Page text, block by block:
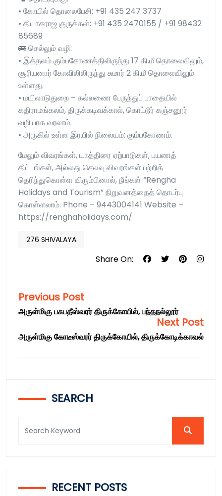
• கோயில் தொலைபேசி: +91 435 247 3737
• தியாகராஜ குருக்கள்: +91 435 2470155 / +91 98432
85689
🚌 செல்லும் வழி:
• இத்தலம் கும்பகோணத்திலிருந்து 17 கி.மீ தொலைவிலும்,
சூரியனார் கோவிலிலிருந்து சுமார் 2 கி.மீ தொலைவிலும்
உள்ளது.
• மயிலாடுதுறை – கல்லணை பேருந்துப் பாதையில்
கதிராமங்கலம், திருக்கடிவக்கால், கொட்டூர் கஞ்சனூர்
வழியாக வரலாம்.
• அருகில் உள்ள இரயில் நிலையம்: கும்பகோணம்.
மேலும் விவரங்கள், யாத்திரை ஏற்பாடுகள், பயணத்
திட்டங்கள், அல்லது செலவு விவரங்கள் பற்றித்
தெரிந்துகொள்ள விரும்பினால், நீங்கள் “Rengha
Holidays and Tourism” நிறுவனத்தைத் தொடர்பு
கொள்ளலாம். Phone – 9443004141 Website –
https://renghaholidays.com/
276 SHIVALAYA
Share On:
Previous Post
அருள்மிகு பசுபதீஸ்வரர் திருக்கோயில், பந்தநல்லூர்
Next Post
அருள்மிகு கோடீஸ்வரர் திருக்கோயில், திருக்கோடிக்காவல்
SEARCH
RECENT POSTS